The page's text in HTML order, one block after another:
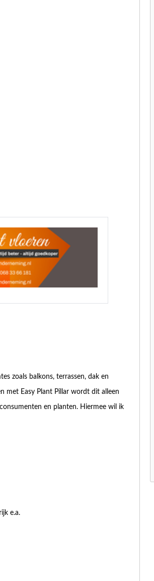
zoals balkons, terrassen, dak en
met Easy Plant Pillar wordt dit alleen
en planten. Hiermee wil ik
e.a.